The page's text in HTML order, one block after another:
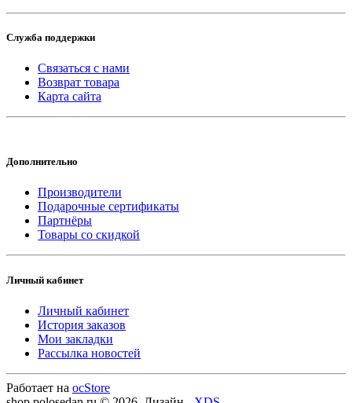
Служба поддержки
Связаться с нами
Возврат товара
Карта сайта
Дополнительно
Производители
Подарочные сертификаты
Партнёры
Товары со скидкой
Личный кабинет
Личный кабинет
История заказов
Мои закладки
Рассылка новостей
Работает на ocStore